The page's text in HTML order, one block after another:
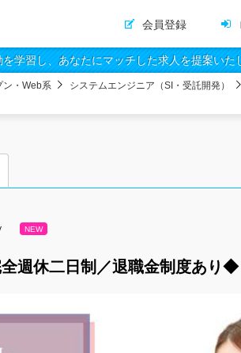
会員登録
学習し、あなたにマッチした求人を提案いた
ン・Web系
システムエンジニア（SI・受託開発）
NEW
週休二日制／退職金制度あり◆